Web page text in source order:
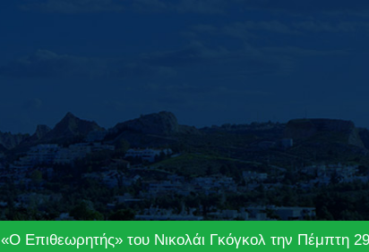
«Ο Επιθεωρητής» του Νικολάι Γκόγκολ την Πέμπτη